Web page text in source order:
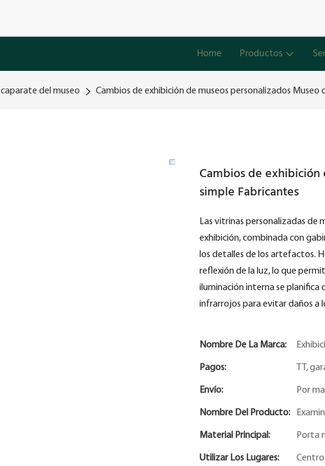
Home Productos
del museo Cambios de exhibición de museos personalizados
Cambios de
simple Fabricantes
Las vitrinas personalizadas de
exhibición, combinada con
los detalles de los artefactos.
reflexión de la luz, lo que
iluminación interna se planifica
infrarrojos para evitar daños a
Nombre De La Marca:
Pagos: TT,
Envío: Por
Nombre Del Producto:
Material Principal: Porta
Utilizar Los Lugares:
Centro